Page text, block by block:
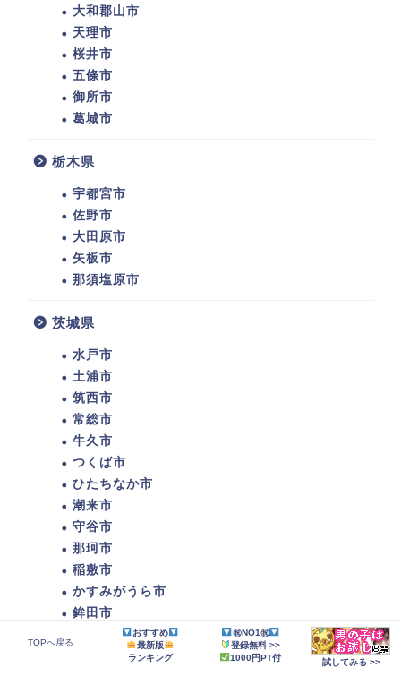
大和郡山市
天理市
桜井市
五條市
御所市
葛城市
栃木県
宇都宮市
佐野市
大田原市
矢板市
那須塩原市
茨城県
水戸市
土浦市
筑西市
常総市
牛久市
つくば市
ひたちなか市
潮来市
守谷市
那珂市
稲敷市
かすみがうら市
鉾田市
つくばみらい市
TOPへ戻る
おすすめ
最新版
ランキング
㊗NO1㊗
登録無料 >>
1000円PT付
試してみる >>